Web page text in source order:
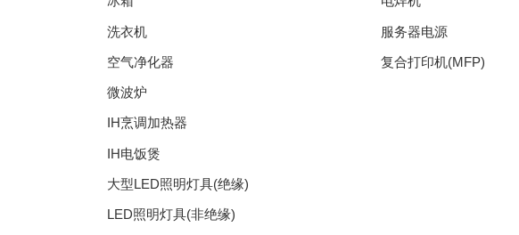
洗衣机
空气净化器
微波炉
IH烹调加热器
IH电饭煲
大型LED照明灯具(绝缘)
LED照明灯具(非绝缘)
服务器电源
复合打印机(MFP)